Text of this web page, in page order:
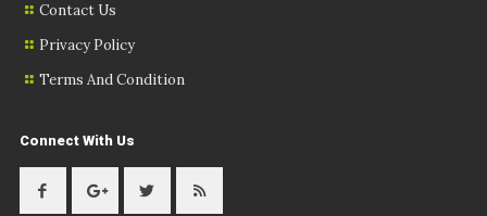
Contact Us
Privacy Policy
Terms And Condition
Connect With Us